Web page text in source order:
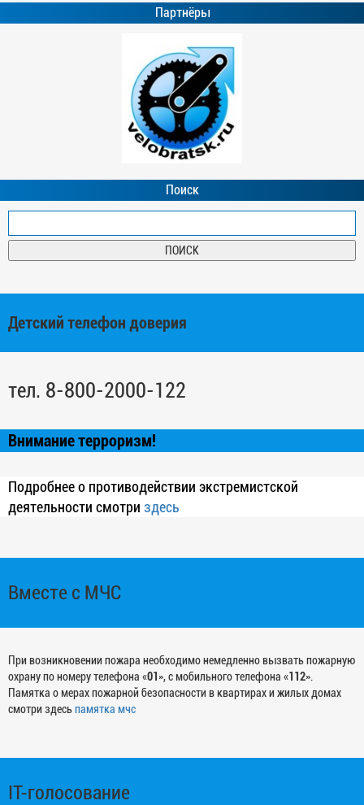
Партнёры
Поиск
Детский телефон доверия
тел. 8-800-2000-122
Внимание терроризм!
Подробнее о противодействии экстремистской
деятельности смотри здесь
Вместе с МЧС
При возникновении пожара необходимо немедленно вызвать пожарную
охрану по номеру телефона «01 », с мобильного телефона «112».
Памятка о мерах пожарной безопасности в квартирах и жилых домах
смотри здесьпамятка мчс
IT-голосование